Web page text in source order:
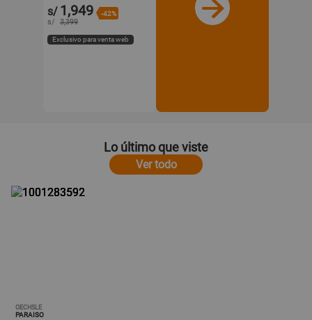
s/ 1,949 -42%
s/ 3,399
Exclusivo para venta web
Lo último que viste
Ver todo
OECHSLE
PARAISO